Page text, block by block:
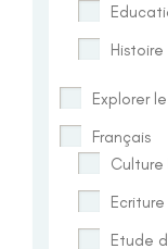
Explorer
Français
Ecriture
Etude